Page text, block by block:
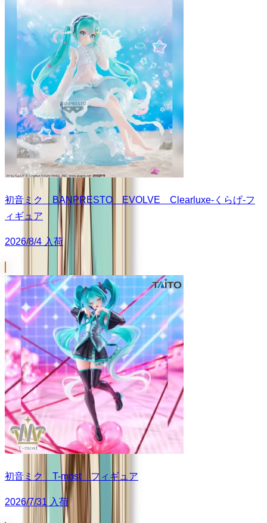
初音ミク BANPRESTO EVOLVE Clearluxe-くらげ-フ
ィギュア
2026/8/4 入荷
初音ミク T-most フィギュア
2026/7/31 入荷